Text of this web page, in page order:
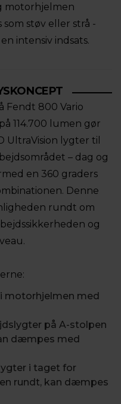
motorhjelmen
støv eller strå -
intensiv indsats.
Fendt 800 Vario
114.700 lumen gør
UltraVision lygter til
– dag og
en 360 graders
Denne
rundt om
og
motorhjelmen med
på A-stolpen
dæmpes med
i taget for
rundt, kan dæmpes